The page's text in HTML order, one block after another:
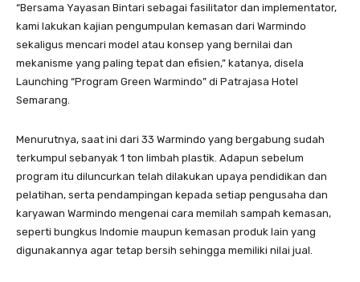
“Bersama Yayasan Bintari sebagai fasilitator dan implementator,
kami Iakukan kajian pengumpulan kemasan dari Warmindo
sekaligus mencari model atau konsep yang bernilai dan
mekanisme yang paling tepat dan efisien,” katanya, disela
Launching “Program Green Warmindo” di Patrajasa Hotel
Semarang.
Menurutnya, saat ini dari 33 Warmindo yang bergabung sudah
terkumpul sebanyak 1 ton limbah plastik. Adapun sebelum
program itu diluncurkan telah dilakukan upaya pendidikan dan
pelatihan, serta pendampingan kepada setiap pengusaha dan
karyawan Warmindo mengenai cara memilah sampah kemasan,
seperti bungkus Indomie maupun kemasan produk lain yang
digunakannya agar tetap bersih sehingga memiliki nilai jual.